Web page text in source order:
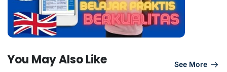
You May Also Like See More